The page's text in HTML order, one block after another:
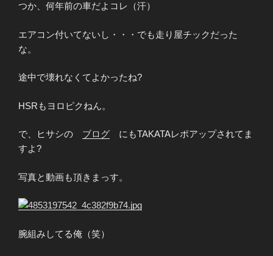
つか、何年前の車だよコレ（汗）
エアコン付いてないし・・・でも走り屋チックだった
な。
途中で壊れなくてよかったね?
HSRもヨロピクねん。
で、ヒサシの ブログ にもTAKATAレポアップされてま
すよ?
写真と動画も頂きまっす。
腕組みしてる俺（笑）